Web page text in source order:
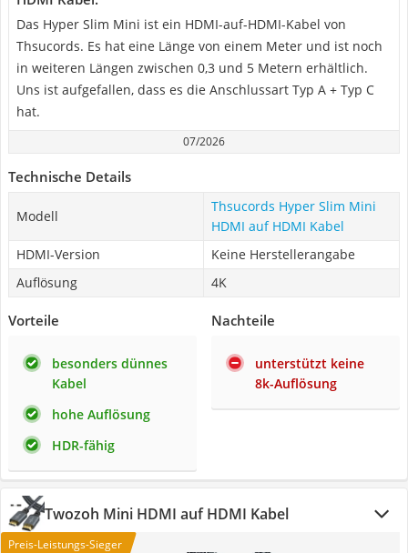
Das Hyper Slim Mini ist ein HDMI-auf-HDMI-Kabel von
Thsucords. Es hat eine Länge von einem Meter und ist noch
in weiteren Längen zwischen 0,3 und 5 Metern erhältlich.
Uns ist aufgefallen, dass es die Anschlussart Typ A + Typ C
hat.
07/2026
Technische Details
Modell
Thsucords Hyper Slim Mini
HDMI auf HDMI Kabel
HDMI-Version
Keine Herstellerangabe
Auflösung
4K
Vorteile
besonders dünnes
Kabel
hohe Auflösung
HDR-fähig
Nachteile
unterstützt keine
8k-Auflösung
Twozoh Mini HDMI auf HDMI Kabel
Preis-Leistungs-Sieger